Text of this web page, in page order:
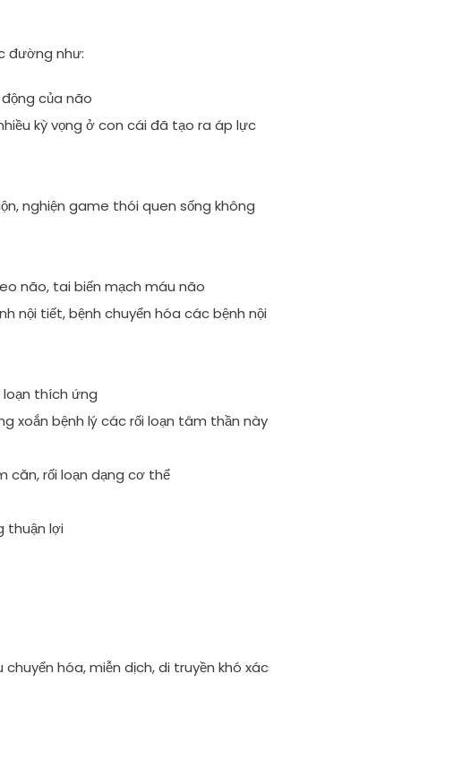
đường như:
của não
kỳ vọng ở con cái đã tạo ra áp lực
nghiện game thói quen sống không
não, tai biến mạch máu não
nội tiết, bệnh chuyển hóa các bệnh nội
loạn thích ứng
xoắn bệnh lý các rối loạn tâm thần này
căn, rối loạn dạng cơ thể
thuận lợi
hóa, miễn dịch, di truyền khó xác